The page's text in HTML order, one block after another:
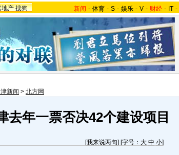
地产 搜狗 新闻 - 体育 - S - 娱乐 - V - 财经 - IT -
新闻 > 北方网
去年一票否决42个建设项目
[我来说两句] [字号： 大 中 小]